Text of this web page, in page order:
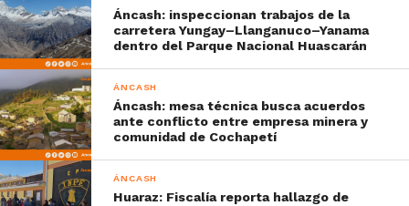
Áncash: inspeccionan trabajos de la
carretera Yungay–Llanganuco–Yanama
dentro del Parque Nacional Huascarán
ÁNCASH
Áncash: mesa técnica busca acuerdos
ante conflicto entre empresa minera y
comunidad de Cochapetí
ÁNCASH
Huaraz: Fiscalía reporta hallazgo de